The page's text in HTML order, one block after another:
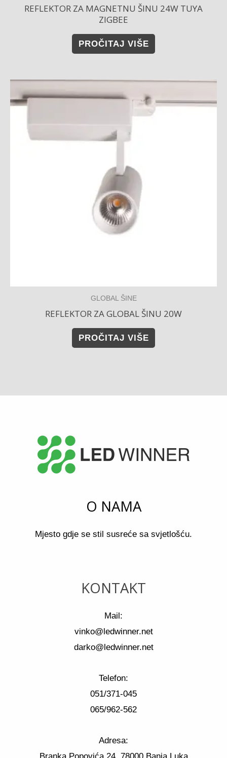
REFLEKTOR ZA MAGNETNU ŠINU 24W TUYA
ZIGBEE
PROČITAJ VIŠE
GLOBAL ŠINE
REFLEKTOR ZA GLOBAL ŠINU 20W
PROČITAJ VIŠE
O NAMA
Mjesto gdje se stil susreće sa svjetlošću.
KONTAKT
Mail:
vinko@ledwinner.net
darko@ledwinner.net
Telefon:
051/371-045
065/962-562
Adresa: